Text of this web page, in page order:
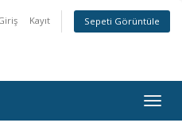
Kayıt Sepeti Görüntüle